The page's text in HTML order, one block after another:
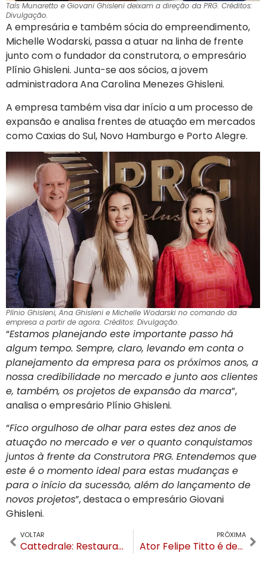
Taís Munaretto e Giovani Ghisleni deixam a direção da PRG. Créditos:
Divulgação.
A empresária e também sócia do empreendimento,
Michelle Wodarski, passa a atuar na linha de frente
junto com o fundador da construtora, o empresário
Plínio Ghisleni. Junta-se aos sócios, a jovem
administradora Ana Carolina Menezes Ghisleni.
A empresa também visa dar início a um processo de
expansão e analisa frentes de atuação em mercados
como Caxias do Sul, Novo Hamburgo e Porto Alegre.
Plínio Ghisleni, Ana Ghisleni e Michelle Wodarski no comando da
empresa a partir de agora. Créditos: Divulgação.
“Estamos planejando este importante passo há
algum tempo. Sempre, claro, levando em conta o
planejamento da empresa para os próximos anos, a
nossa credibilidade no mercado e junto aos clientes
e, também, os projetos de expansão da marca”,
analisa o empresário Plínio Ghisleni.
“Fico orgulhoso de olhar para estes dez anos de
atuação no mercado e ver o quanto conquistamos
juntos à frente da Construtora PRG. Entendemos que
este é o momento ideal para estas mudanças e
para o início da sucessão, além do lançamento de
novos projetos”, destaca o empresário Giovani
Ghisleni.
VOLTAR
Cattedrale: Restaurante italiano inaugura em frente a Catedral de Pedra
PRÓXIMA
Ator Felipe Titto é detido em Canela após tentar impedir abandono de animal